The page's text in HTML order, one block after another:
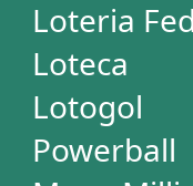
Dupla-Sena
Lotomania
Powerball
Mega Millions
Euromillions